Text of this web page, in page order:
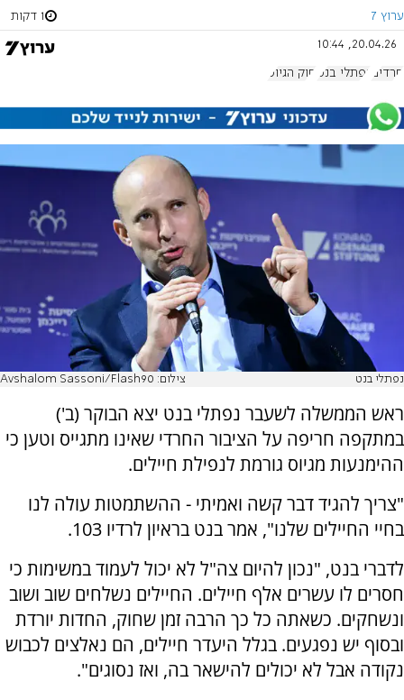
ערוץ 7 1 דקות
20.04.26, 10:44
חרדים נפתלי בנט חוק הגיוס
נפתלי בנט צילום: Avshalom Sassoni/Flash90
ראש הממשלה לשעבר נפתלי בנט יצא הבוקר (ב')
במתקפה חריפה על הציבור החרדי שאינו מתגייס וטען כי
ההימנעות מגיוס גורמת לנפילת חיילים.
"צריך להגיד דבר קשה ואמיתי - ההשתמטות עולה לנו
בחיי החיילים שלנו", אמר בנט בראיון לרדיו 103.
לדברי בנט, "נכון להיום צה"ל לא יכול לעמוד במשימות כי
חסרים לו עשרים אלף חיילים. החיילים נשלחים שוב ושוב
ונשחקים. כשאתה כל כך הרבה זמן שחוק, החדות יורדת
ובסוף יש נפגעים. בגלל היעדר חיילים, הם נאלצים לכבוש
נקודה אבל לא יכולים להישאר בה, ואז נסוגים".